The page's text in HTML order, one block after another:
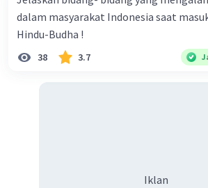
dalam masyarakat Indonesia saat
Hindu-Budha !
38 3.7
Iklan